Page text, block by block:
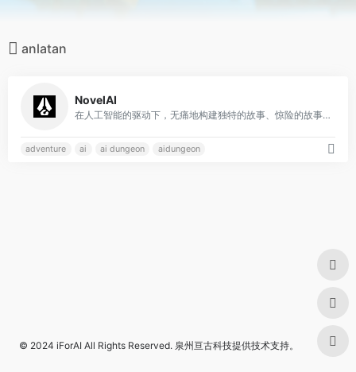
anlatan
NovelAI
在人工智能的驱动下，无痛地构建独特的故事、惊险的故事、诱人的浪漫故事，或者只是胡闹
adventure ai ai dungeon aidungeon
© 2024 iForAI All Rights Reserved. 泉州亘古科技提供技术支持。